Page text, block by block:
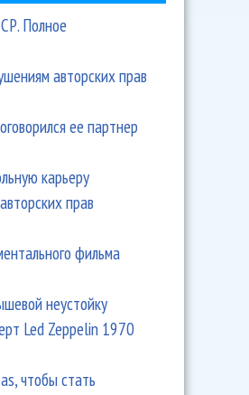
Полное
авторских прав
ее партнер
карьеру
прав
фильма
неустойку
Led Zeppelin 1970
чтобы стать